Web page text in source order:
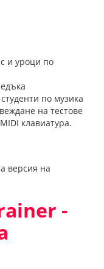
и уроци по
по музика
на тестове
клавиатура.
версия на
-